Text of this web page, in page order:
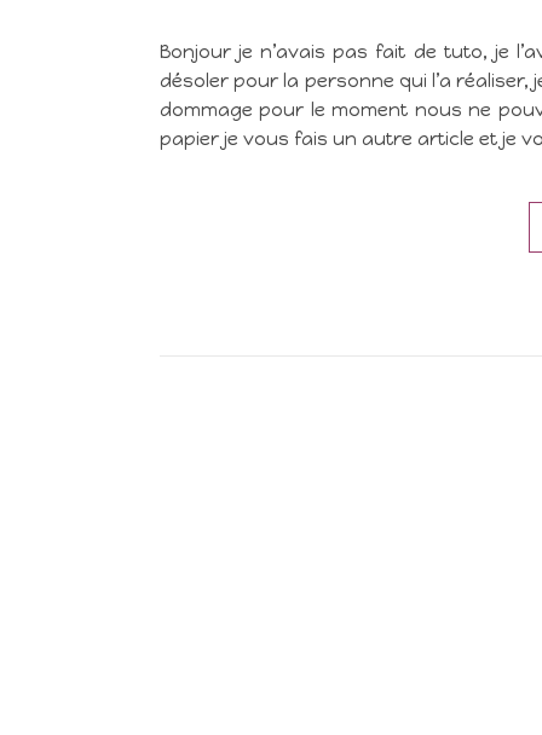
Bonjour je n’avais pas fait de tuto, je
désoler pour la personne qui l’a
dommage pour le moment nous ne
papier je vous fais un autre article et je